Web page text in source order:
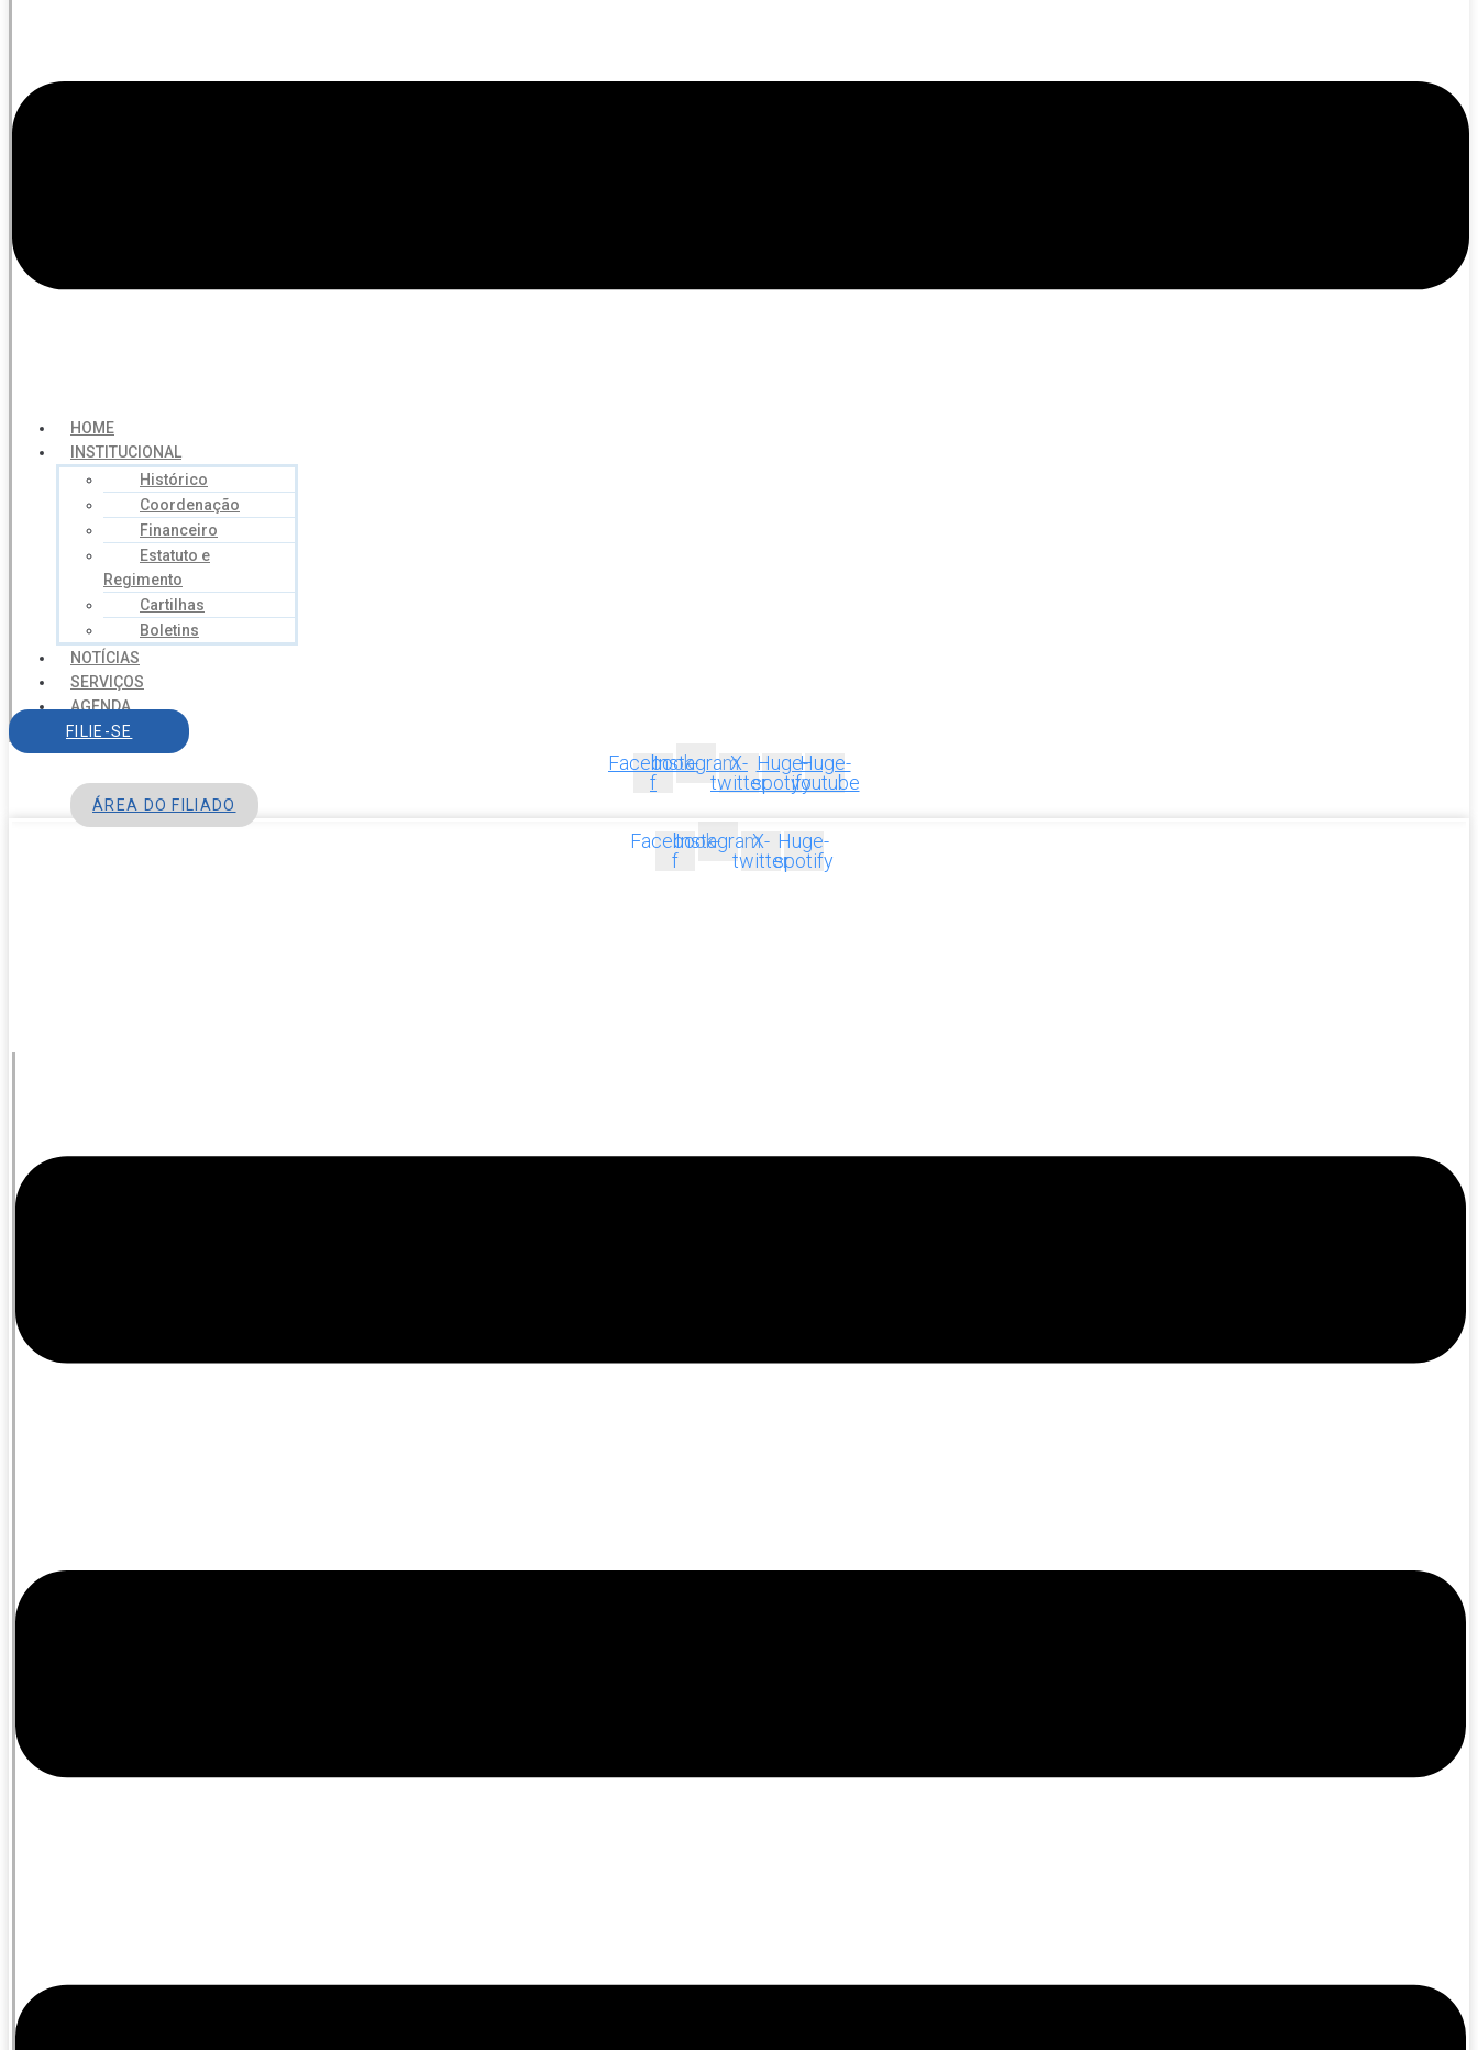
HOME
INSTITUCIONAL
Histórico
Coordenação
Financeiro
Estatuto e
Regimento
Cartilhas
Boletins
NOTÍCIAS
SERVIÇOS
AGENDA
CONTATO
FILIE-SE
Facebook-
f
InstagramX-
twitter
Huge-
spotify
Huge-
youtube
ÁREA DO FILIADO
Facebook-
f
InstagramX-
twitter
Huge-
spotify